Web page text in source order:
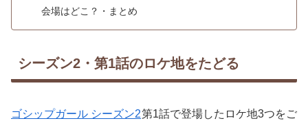
会場はどこ？・まとめ
シーズン2・第1話のロケ地をたどる
ゴシップガール シーズン2第1話で登場したロケ地3つをご